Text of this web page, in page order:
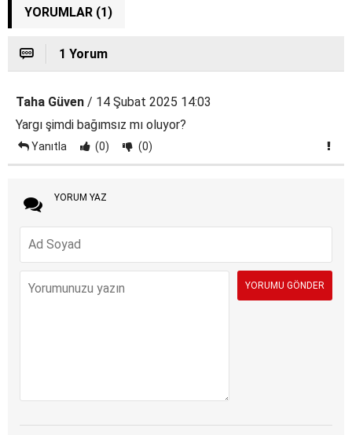
YORUMLAR (1)
1 Yorum
Taha Güven / 14 Şubat 2025 14:03
Yargı şimdi bağımsız mı oluyor?
Yanıtla (0) (0)
YORUM YAZ